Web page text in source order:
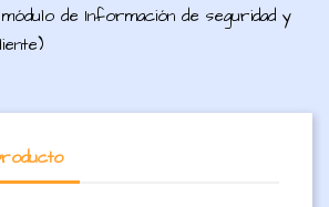
de Información de seguridad y